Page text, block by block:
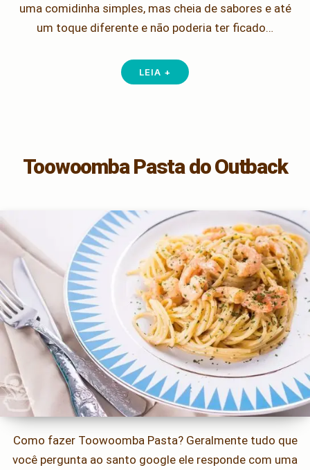
uma comidinha simples, mas cheia de sabores e até
um toque diferente e não poderia ter ficado…
LEIA +
Toowoomba Pasta do Outback
Como fazer Toowoomba Pasta? Geralmente tudo que
você pergunta ao santo google ele responde com uma